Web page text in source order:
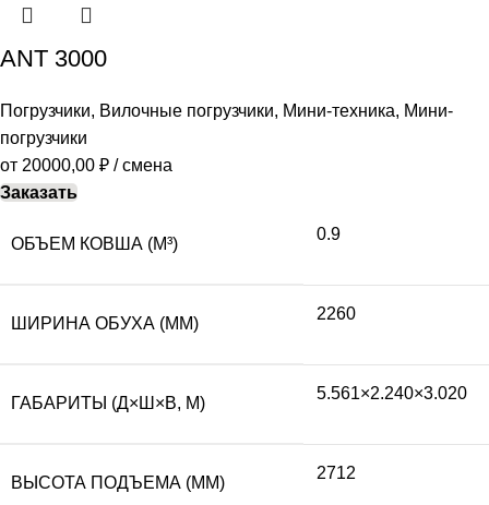
ANT 3000
Погрузчики, Вилочные погрузчики, Мини-техника, Мини-
погрузчики
от 20000,00 ₽ / смена
Заказать
ОБЪЕМ КОВША (М³)
0.9
ШИРИНА ОБУХА (ММ)
2260
ГАБАРИТЫ (Д×Ш×В, М)
5.561×2.240×3.020
ВЫСОТА ПОДЪЕМА (ММ)
2712